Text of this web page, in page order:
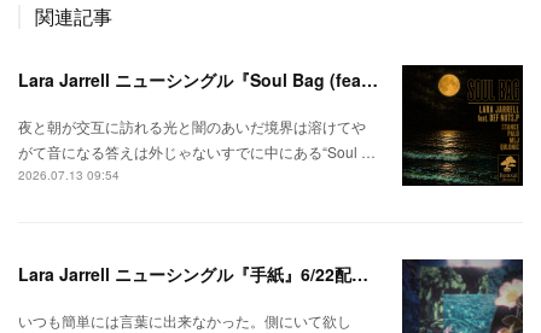
関連記事
Lara Jarrell ニューシングル『Soul Bag (feat. Def Nuts.p)』配信スタート！
夜と朝が交互に訪れる光と闇のあいだ境界は溶けてや
がて音になる答えは外じゃないすでに中にある“Soul …
2026.07.13 09:54
Lara Jarrell ニューシングル『手紙』6/22配信スタート！
いつも簡単には言葉に出来なかった。側にいて欲し